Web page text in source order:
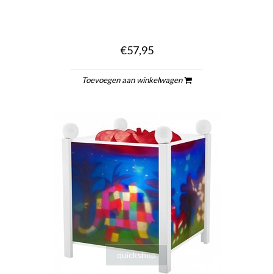
€57,95
Toevoegen aan winkelwagen
quickshop